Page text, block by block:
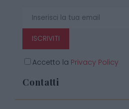
ISCRIVITI
Accetto la Privacy Policy
Contatti